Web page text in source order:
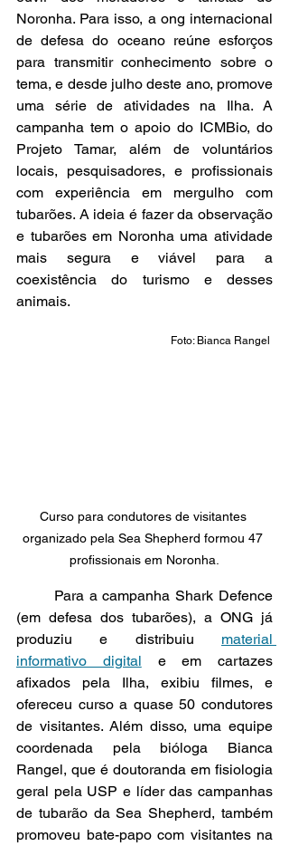
Noronha. Para isso, a ong internacional
de defesa do oceano reúne esforços
para transmitir conhecimento sobre o
tema, e desde julho deste ano, promove
uma série de atividades na Ilha. A
campanha tem o apoio do ICMBio, do
Projeto Tamar, além de voluntários
locais, pesquisadores, e profissionais
com experiência em mergulho com
tubarões. A ideia é fazer da observação
e tubarões em Noronha uma atividade
mais segura e viável para a
coexistência do turismo e desses
animais.
Foto: Bianca Rangel
Curso para condutores de visitantes
organizado pela Sea Shepherd formou 47
profissionais em Noronha.
(em defesa dos tubarões), a ONG já
produziu e distribuiu material
informativo digital e em cartazes
afixados pela Ilha, exibiu filmes, e
ofereceu curso a quase 50 condutores
de visitantes. Além disso, uma equipe
coordenada pela bióloga Bianca
Rangel, que é doutoranda em fisiologia
geral pela USP e líder das campanhas
de tubarão da Sea Shepherd, também
promoveu bate-papo com visitantes na